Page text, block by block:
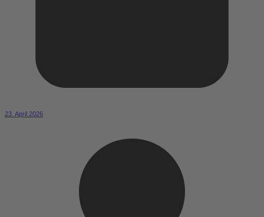
23. April 2026